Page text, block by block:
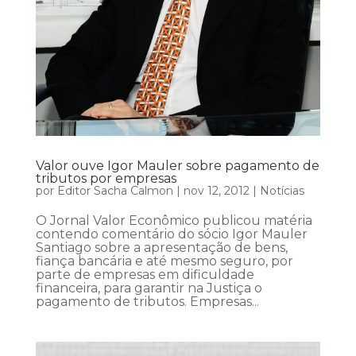
Valor ouve Igor Mauler sobre pagamento de
tributos por empresas
por Editor Sacha Calmon | nov 12, 2012 | Notícias
O Jornal Valor Econômico publicou matéria
contendo comentário do sócio Igor Mauler
Santiago sobre a apresentação de bens,
fiança bancária e até mesmo seguro, por
parte de empresas em dificuldade
financeira, para garantir na Justiça o
pagamento de tributos. Empresas...